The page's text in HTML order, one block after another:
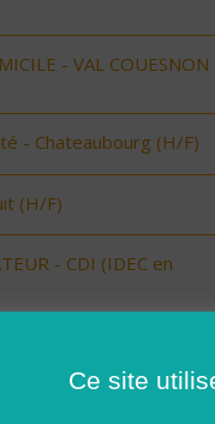
- VAL COUESNON
- Chateaubourg (H/F)
(H/F)
- CDI (IDEC en
(H/F)
d'Andran (H/F)
Ce site